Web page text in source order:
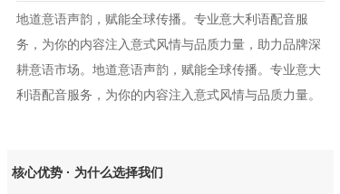
地道意语声韵，赋能全球传播​。专业意大利语配音服
务，为你的内容注入意式风情与品质力量，助力品牌深
耕意语市场​。地道意语声韵，赋能全球传播​。专业意大
利语配音服务，为你的内容注入意式风情与品质力量。
核心优势 · 为什么选择我们